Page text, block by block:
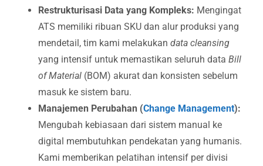
Restrukturisasi Data yang Kompleks: Mengingat
ATS memiliki ribuan SKU dan alur produksi yang
mendetail, tim kami melakukan data cleansing
yang intensif untuk memastikan seluruh data Bill
of Material (BOM) akurat dan konsisten sebelum
masuk ke sistem baru.
Manajemen Perubahan (Change Management):
Mengubah kebiasaan dari sistem manual ke
digital membutuhkan pendekatan yang humanis.
Kami memberikan pelatihan intensif per divisi